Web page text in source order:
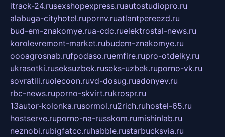
itrack-24.rusexshopexpress.ruautostudiopro.ru
alabuga-cityhotel.rupornv.ruatlantpereezd.ru
bud-em-znakomye.rua-cdc.ruelektrostal-news.ru
korolevremont-market.rubudem-znakomye.ru
oooagrosnab.rufpodaso.ruemfire.rupro-otdelky.ru
ukrasotki.ruseksuzbek.ruseks-uzbek.ruporno-vk.ru
sovratili.ruolecoon.ruvd-dosug.ruadonyev.ru
rbc-news.ruporno-skvirt.rukrospr.ru
13autor-kolonka.rusormol.ru2rich.ruhostel-65.ru
hostserve.ruporno-na-russkom.rumishinlab.ru
neznobi.rubigfatcc.ruhabble.rustarbucksvia.ru